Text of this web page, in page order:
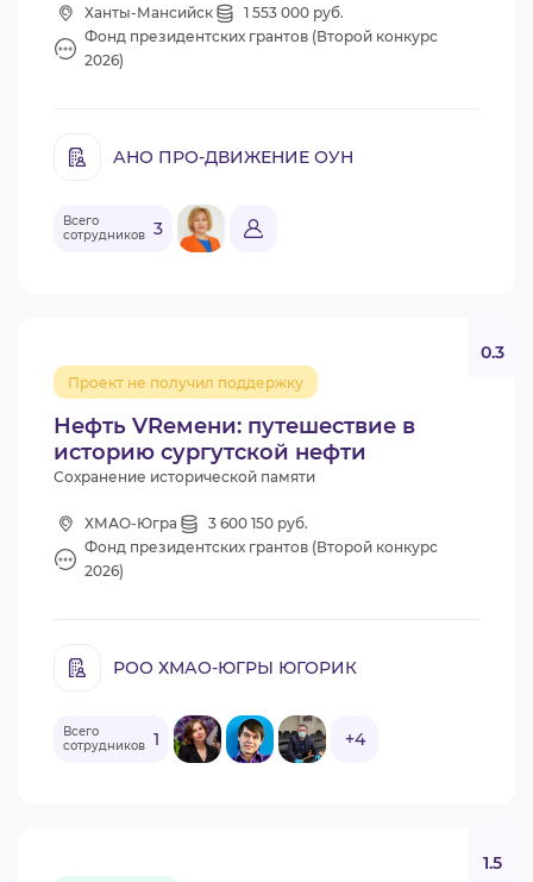
Ханты-Мансийск
1 553 000 руб.
Фонд президентских грантов (Второй конкурс
2026)
АНО ПРО-ДВИЖЕНИЕ ОУН
Всего
сотрудников 3
Нефть VRемени: путешествие в
историю сургутской нефти
Проект не получил поддержку
0.3
Сохранение исторической памяти
ХМАО-Югра
3 600 150 руб.
Фонд президентских грантов (Второй конкурс
2026)
РОО ХМАО-ЮГРЫ ЮГОРИК
Всего
сотрудников 1 +4
1.5